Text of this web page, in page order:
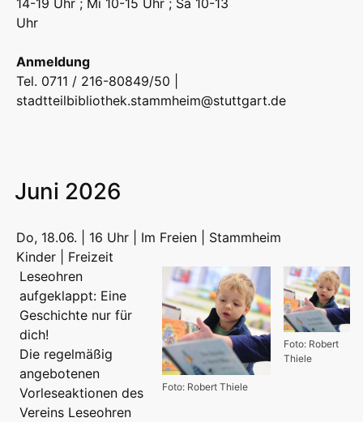
Uhr
Anmeldung
Tel. 0711 / 216-80849/50 |
stadtteilbibliothek.stammheim@stuttgart.de
Juni 2026
Do, 18.06. | 16 Uhr | Im Freien | Stammheim
Kinder | Freizeit
Foto: Robert
Thiele
Foto: Robert Thiele
Leseohren
aufgeklappt: Eine
Geschichte nur für
dich!
Die regelmäßig
angebotenen
Vorleseaktionen des
Vereins Leseohren